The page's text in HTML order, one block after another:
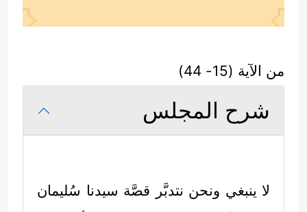
من الآية (15- 44)
شرح المجلس
لا ينبغي ونحن نتدبَّر قصَّة سيدنا سُليمان